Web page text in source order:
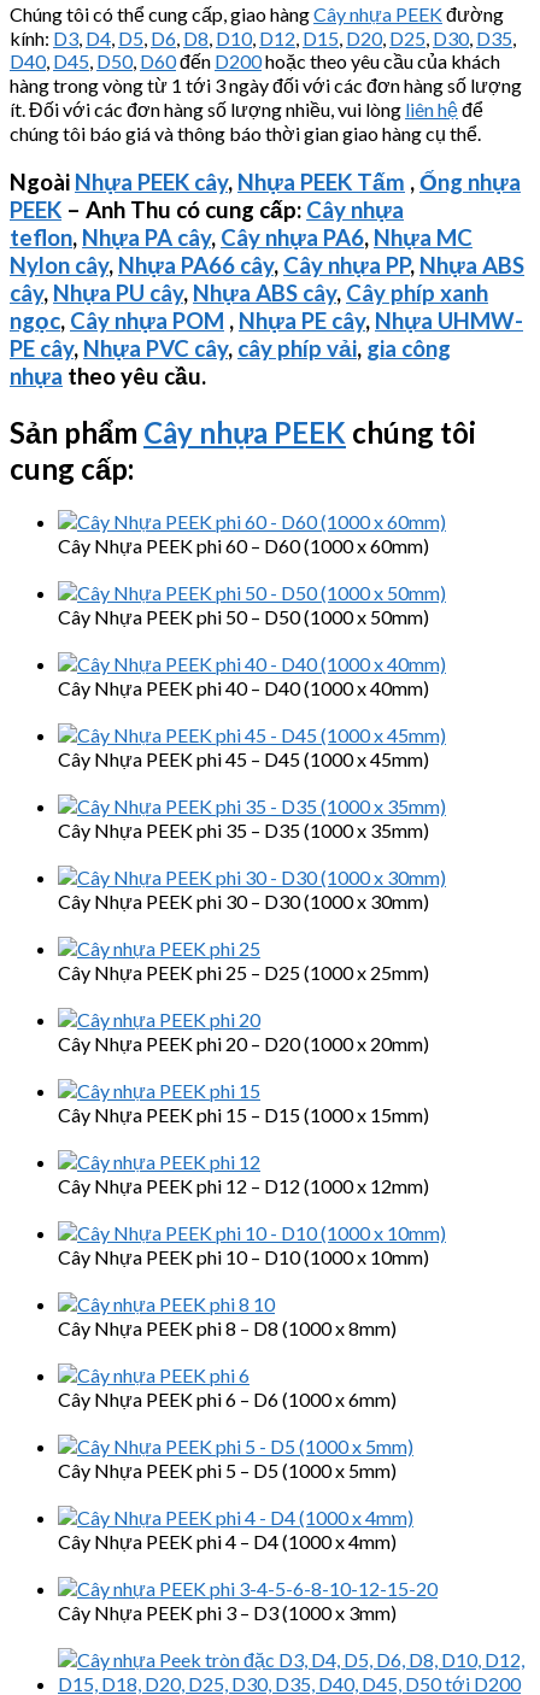
Chúng tôi có thể cung cấp, giao hàngCây nhựa PEEKđường
kính: D3, D4, D5, D6, D8, D10, D12, D15, D20, D25, D30, D35,
D40, D45, D50, D60đến D200hoặc theo yêu cầu của khách
hàng trong vòng từ 1 tới 3 ngày đối với các đơn hàng số lượng
ít. Đối với các đơn hàng số lượng nhiều, vui lòng liên hệđể
chúng tôi báo giá và thông báo thời gian giao hàng cụ thể.
Ngoài Nhựa PEEK cây, Nhựa PEEK Tấm ,Ống nhựa
PEEK – Anh Thu có cung cấp: Cây nhựa
teflon, Nhựa PA cây, Cây nhựa PA6, Nhựa MC
Nylon cây, Nhựa PA66 cây, Cây nhựa PP, Nhựa ABS
cây, Nhựa PU cây, Nhựa ABS cây, Cây phíp xanh
ngọc, Cây nhựa POM , Nhựa PE cây, Nhựa UHMW-
PE cây, Nhựa PVC cây, cây phíp vải, gia công
nhựa theo yêu cầu.
Sản phẩm Cây nhựa PEEK chúng tôi
cung cấp:
Cây Nhựa PEEK phi 60 – D60 (1000 x 60mm)
Cây Nhựa PEEK phi 50 – D50 (1000 x 50mm)
Cây Nhựa PEEK phi 40 – D40 (1000 x 40mm)
Cây Nhựa PEEK phi 45 – D45 (1000 x 45mm)
Cây Nhựa PEEK phi 35 – D35 (1000 x 35mm)
Cây Nhựa PEEK phi 30 – D30 (1000 x 30mm)
Cây Nhựa PEEK phi 25 – D25 (1000 x 25mm)
Cây Nhựa PEEK phi 20 – D20 (1000 x 20mm)
Cây Nhựa PEEK phi 15 – D15 (1000 x 15mm)
Cây Nhựa PEEK phi 12 – D12 (1000 x 12mm)
Cây Nhựa PEEK phi 10 – D10 (1000 x 10mm)
Cây Nhựa PEEK phi 8 – D8 (1000 x 8mm)
Cây Nhựa PEEK phi 6 – D6 (1000 x 6mm)
Cây Nhựa PEEK phi 5 – D5 (1000 x 5mm)
Cây Nhựa PEEK phi 4 – D4 (1000 x 4mm)
Cây Nhựa PEEK phi 3 – D3 (1000 x 3mm)